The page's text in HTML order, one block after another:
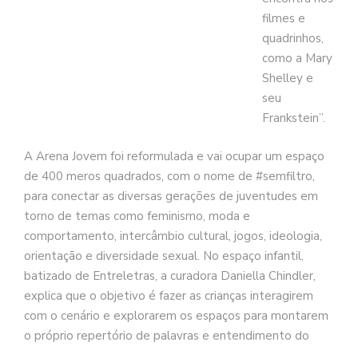
filmes e
quadrinhos,
como a Mary
Shelley e
seu
Frankstein”.
A Arena Jovem foi reformulada e vai ocupar um espaço
de 400 meros quadrados, com o nome de #semfiltro,
para conectar as diversas gerações de juventudes em
torno de temas como feminismo, moda e
comportamento, intercâmbio cultural, jogos, ideologia,
orientação e diversidade sexual. No espaço infantil,
batizado de Entreletras, a curadora Daniella Chindler,
explica que o objetivo é fazer as crianças interagirem
com o cenário e explorarem os espaços para montarem
o próprio repertório de palavras e entendimento do